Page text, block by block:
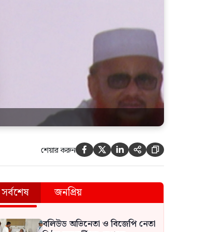
শেয়ার করুন     
সর্বশেষ জনপ্রিয়
বলিউড অভিনেতা ও বিজেপি নেতা